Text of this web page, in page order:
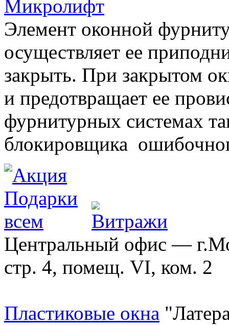
Микролифт
Элемент оконной
осуществляет ее
закрыть. При закрытом
и предотвращает ее
фурнитурных системах
блокировщика
Центральный офис —
стр. 4, помещ. VI, ком. 2
Пластиковые окна